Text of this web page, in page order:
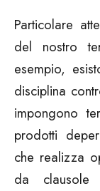
Particolare
del nostro
esempio,
disciplina
impongono
prodotti
che realizza
da clausole